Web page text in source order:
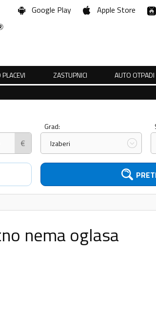
Google Play Apple Store
ZASTUPNICI AUTO OTPADI
€
Grad:
Izaberi
nema oglasa